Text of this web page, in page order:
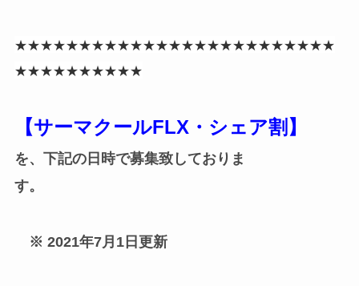
★★★★★★★★★★★★★★★★★★★★★★★★★
★★★★★★★★★★
【サーマクールFLX・シェア割】
を、下記の日時で募集致しておりま
す。
※ 2021年7月1日更新